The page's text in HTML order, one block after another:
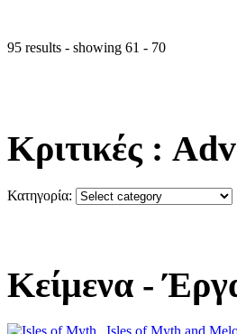
95 results - showing 61 - 70
Κριτικές :
Κατηγορία:
Κείμενα -
Isles of Myth and